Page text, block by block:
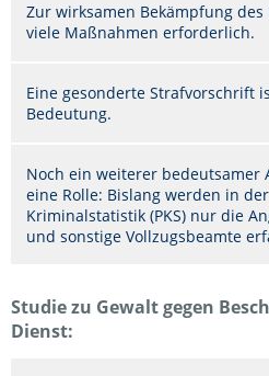
Zur wirksamen Bekämpfung des
viele Maßnahmen erforderlich.
Eine gesonderte Strafvorschrift
Bedeutung.
Noch ein weiterer bedeutsamer
eine Rolle: Bislang werden in
Kriminalstatistik (PKS) nur die
und sonstige Vollzugsbeamte
Studie zu Gewalt gegen
Dienst: